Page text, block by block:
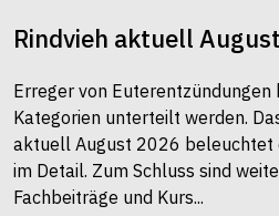
Rindvieh aktuell
Erreger von Euterentzündungen
Kategorien unterteilt werden.
aktuell August 2026 beleuchtet
im Detail. Zum Schluss sind
Fachbeiträge und Kurs...